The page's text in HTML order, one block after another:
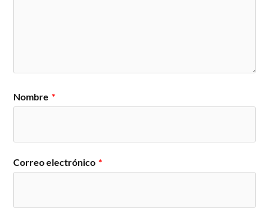
Nombre *
Correo electrónico *